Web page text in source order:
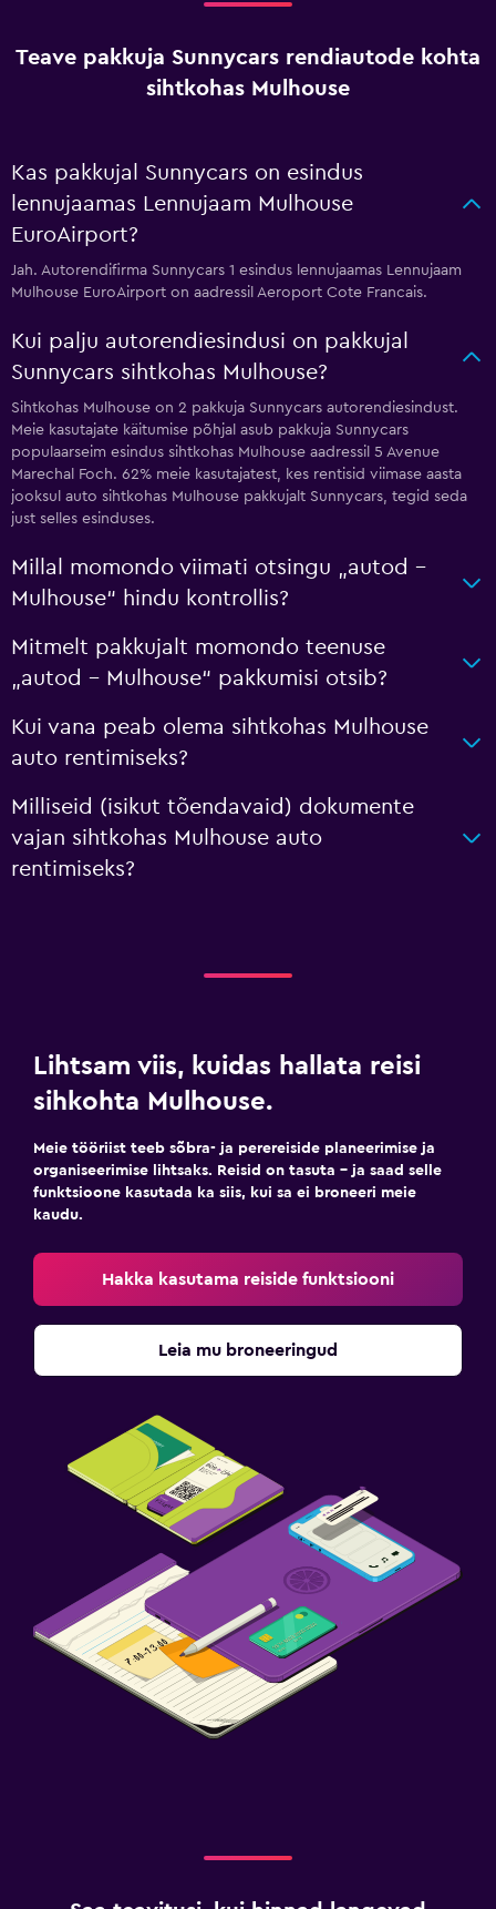
Teave pakkuja Sunnycars rendiautode kohta
sihtkohas Mulhouse
Kas pakkujal Sunnycars on esindus
lennujaamas Lennujaam Mulhouse
EuroAirport?
Jah. Autorendifirma Sunnycars 1 esindus lennujaamas Lennujaam
Mulhouse EuroAirport on aadressil Aeroport Cote Francais.
Kui palju autorendiesindusi on pakkujal
Sunnycars sihtkohas Mulhouse?
Sihtkohas Mulhouse on 2 pakkuja Sunnycars autorendiesindust.
Meie kasutajate käitumise põhjal asub pakkuja Sunnycars
populaarseim esindus sihtkohas Mulhouse aadressil 5 Avenue
Marechal Foch. 62% meie kasutajatest, kes rentisid viimase aasta
jooksul auto sihtkohas Mulhouse pakkujalt Sunnycars, tegid seda
just selles esinduses.
Millal momondo viimati otsingu „autod –
Mulhouse“ hindu kontrollis?
Mitmelt pakkujalt momondo teenuse
„autod – Mulhouse“ pakkumisi otsib?
Kui vana peab olema sihtkohas Mulhouse
auto rentimiseks?
Milliseid (isikut tõendavaid) dokumente
vajan sihtkohas Mulhouse auto
rentimiseks?
Lihtsam viis, kuidas hallata reisi
sihkohta Mulhouse.
Meie tööriist teeb sõbra- ja perereiside planeerimise ja
organiseerimise lihtsaks. Reisid on tasuta – ja saad selle
funktsioone kasutada ka siis, kui sa ei broneeri meie
kaudu.
Hakka kasutama reiside funktsiooni
Leia mu broneeringud